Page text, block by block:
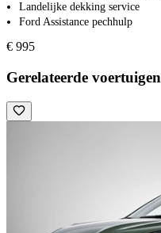
Landelijke dekking service
Ford Assistance pechhulp
€ 995
Gerelateerde voertuigen